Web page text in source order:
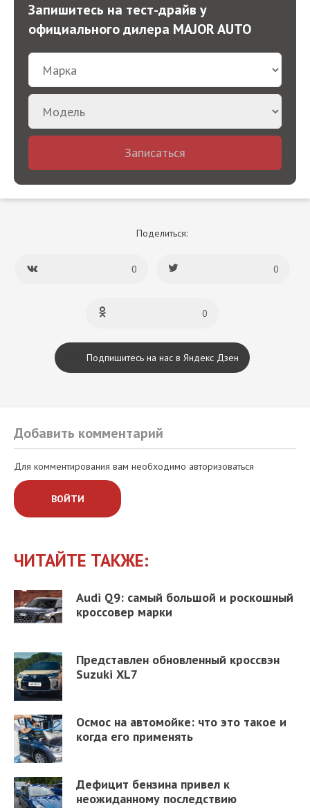
Запишитесь на тест-драйв у
официального дилера MAJOR AUTO
Записаться
Поделиться:
0 0
0
Подпишитесь на нас в Яндекс Дзен
Добавить комментарий
Для комментирования вам необходимо авторизоваться
ВОЙТИ
ЧИТАЙТЕ ТАКЖЕ:
Audi Q9: самый большой и роскошный
кроссовер марки
Представлен обновленный кроссвэн
Suzuki XL7
Осмос на автомойке: что это такое и
когда его применять
Дефицит бензина привел к
неожиданному последствию